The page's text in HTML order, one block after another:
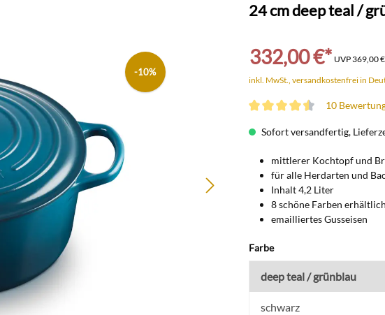
-10%
24 cm deep teal /
332,00 €* UVP369,00
inkl. MwSt., versandkostenfrei in
10
Sofort versandfertig,
mittlerer Kochtopf und
für alle Herdarten und
Inhalt 4,2 Liter
8 schöne Farben erhältlich
emailliertes Gusseisen
Farbeauswählen
deep teal / grünblau
schwarz